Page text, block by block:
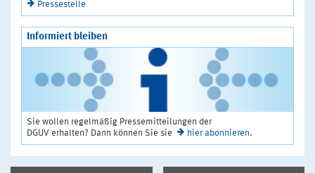
Pressestelle
Informiert bleiben
Sie wollen regelmäßig Pressemitteilungen der
DGUV erhalten? Dann können Sie sie
hier abonnieren.